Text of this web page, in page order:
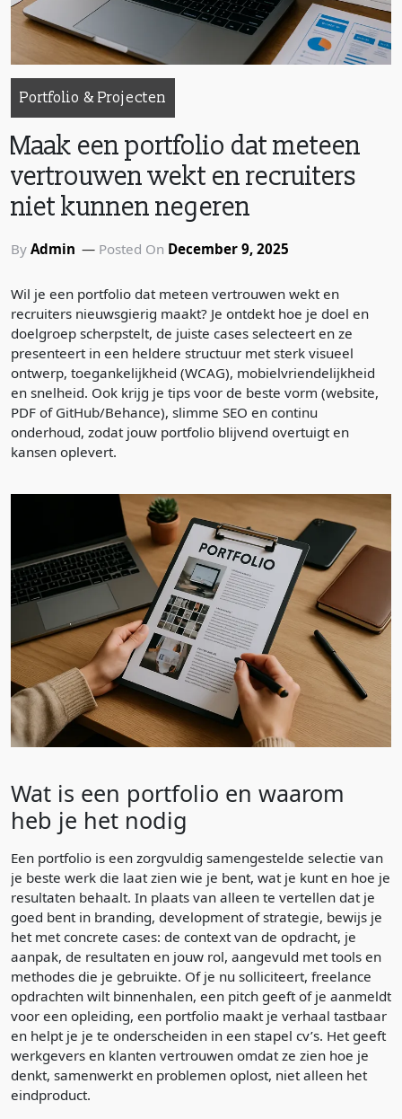
Portfolio & Projecten
Maak een portfolio dat meteen
vertrouwen wekt en recruiters
niet kunnen negeren
By Admin Posted On December 9, 2025
Wil je een portfolio dat meteen vertrouwen wekt en
recruiters nieuwsgierig maakt? Je ontdekt hoe je doel en
doelgroep scherpstelt, de juiste cases selecteert en ze
presenteert in een heldere structuur met sterk visueel
ontwerp, toegankelijkheid (WCAG), mobielvriendelijkheid
en snelheid. Ook krijg je tips voor de beste vorm (website,
PDF of GitHub/Behance), slimme SEO en continu
onderhoud, zodat jouw portfolio blijvend overtuigt en
kansen oplevert.
Wat is een portfolio en waarom
heb je het nodig
Een portfolio is een zorgvuldig samengestelde selectie van
je beste werk die laat zien wie je bent, wat je kunt en hoe je
resultaten behaalt. In plaats van alleen te vertellen dat je
goed bent in branding, development of strategie, bewijs je
het met concrete cases: de context van de opdracht, je
aanpak, de resultaten en jouw rol, aangevuld met tools en
methodes die je gebruikte. Of je nu solliciteert, freelance
opdrachten wilt binnenhalen, een pitch geeft of je aanmeldt
voor een opleiding, een portfolio maakt je verhaal tastbaar
en helpt je je te onderscheiden in een stapel cv’s. Het geeft
werkgevers en klanten vertrouwen omdat ze zien hoe je
denkt, samenwerkt en problemen oplost, niet alleen het
eindproduct.